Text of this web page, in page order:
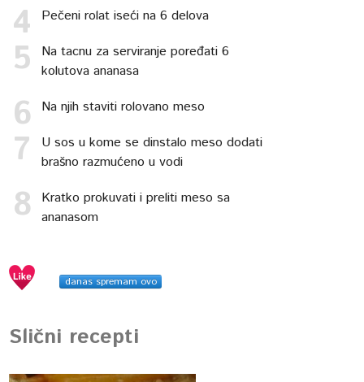
Pečeni rolat iseći na 6 delova
Na tacnu za serviranje poređati 6
kolutova ananasa
Na njih staviti rolovano meso
U sos u kome se dinstalo meso dodati
brašno razmućeno u vodi
Kratko prokuvati i preliti meso sa
ananasom
danas spremam ovo
Slični recepti